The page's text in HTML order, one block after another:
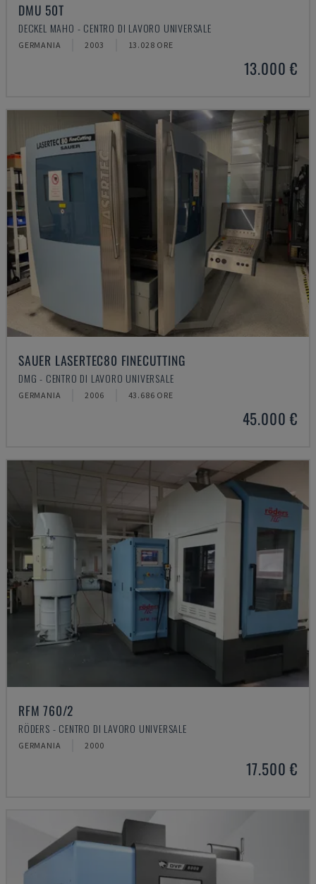
DMU 50T
DECKEL MAHO - CENTRO DI LAVORO UNIVERSALE
GERMANIA 2003 13.028 ORE
13.000 €
SAUER LASERTEC80 FINECUTTING
DMG - CENTRO DI LAVORO UNIVERSALE
GERMANIA 2006 43.686 ORE
45.000 €
RFM 760/2
RÖDERS - CENTRO DI LAVORO UNIVERSALE
GERMANIA 2000
17.500 €